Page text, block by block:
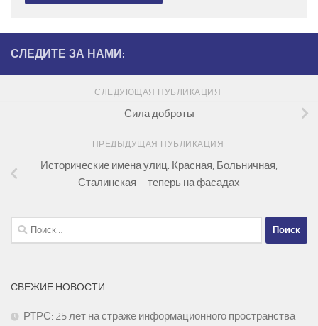
СЛЕДИТЕ ЗА НАМИ:
СЛЕДУЮЩАЯ ПУБЛИКАЦИЯ
Сила доброты
ПРЕДЫДУЩАЯ ПУБЛИКАЦИЯ
Исторические имена улиц: Красная, Больничная,
Сталинская – теперь на фасадах
Найти:
СВЕЖИЕ НОВОСТИ
РТРС: 25 лет на страже информационного пространства